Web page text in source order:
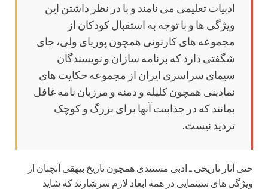
ادبیات تعلیمی می نامند و با در نظر داشتن این
ویژگی ها و با توجه به استقبال کودکان از
مجموعه های کارتونی همچون پوریای ولی، جای
شگفتی دارد که برنامه سازان و نویسندگان
سیمای سراسری ایران از مجموعه حکایت های
نمادینی همچون کلیله و دمنه و مرزبان نامه غافل
بمانند که در جذابیت آنها برای بزرگ و کوچک
تردید نیست.
حتی آثار تاریخی ـ ادبی مستندی همچون تاریخ بیهقی آنچنان از
ویژگی های سینمایی در همه ابعاد لازم سرشارند که شاید